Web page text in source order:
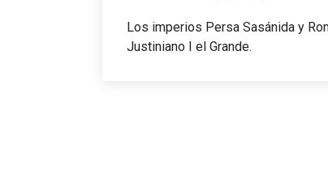
Los imperios Persa Sasánida y
Justiniano I el Grande.